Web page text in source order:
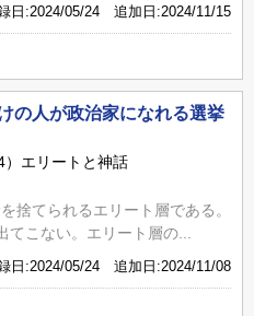
日:2024/05/24 追加日:2024/11/15
の人が政治家になれる選挙
エリートと神話
捨てられるエリート層である。
こない。エリート層の...
日:2024/05/24 追加日:2024/11/08